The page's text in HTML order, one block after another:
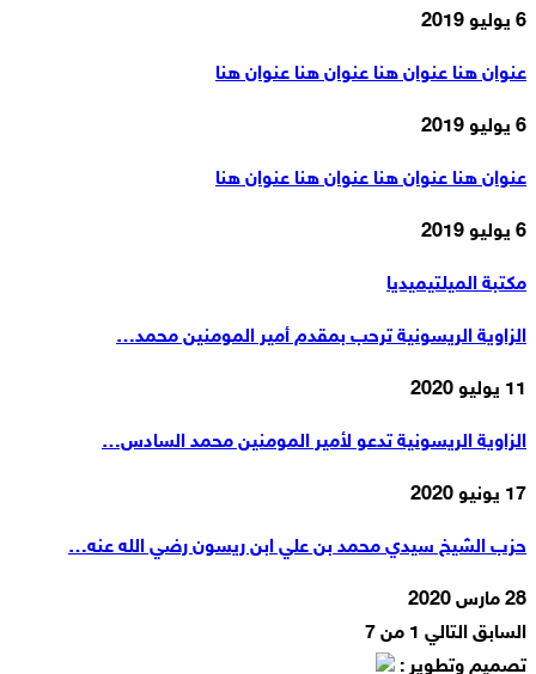
6 يوليو 2019
عنوان هنا عنوان هنا عنوان هنا عنوان هنا
6 يوليو 2019
عنوان هنا عنوان هنا عنوان هنا عنوان هنا
6 يوليو 2019
مكتبة الميلتيميديا
الزاوية الريسونية ترحب بمقدم أمير المومنين محمد…
11 يوليو 2020
الزاوية الريسونية تدعو لأمير المومنين محمد السادس…
17 يونيو 2020
حزب الشيخ سيدي محمد بن علي ابن ريسون رضي الله عنه…
28 مارس 2020
السابق التالي 1 من 7
تصميم وتطوير :